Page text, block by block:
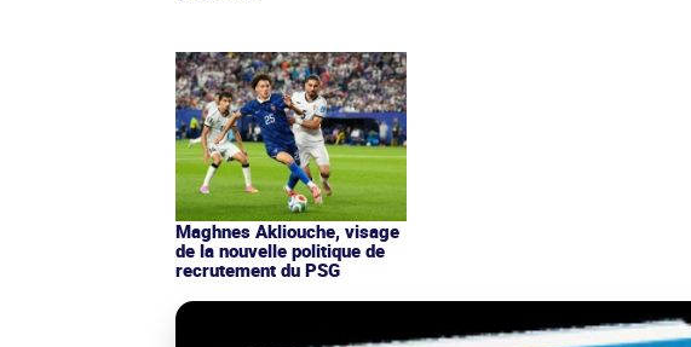
Maghnes Akliouche, visage
de la nouvelle politique de
recrutement du PSG